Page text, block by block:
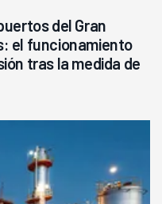
del Gran
el funcionamiento
tras la medida de